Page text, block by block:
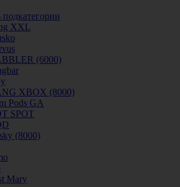
подкатегории
XXL
(6000)
XBOX (8000)
Pods GA
SPOT
(8000)
Mary